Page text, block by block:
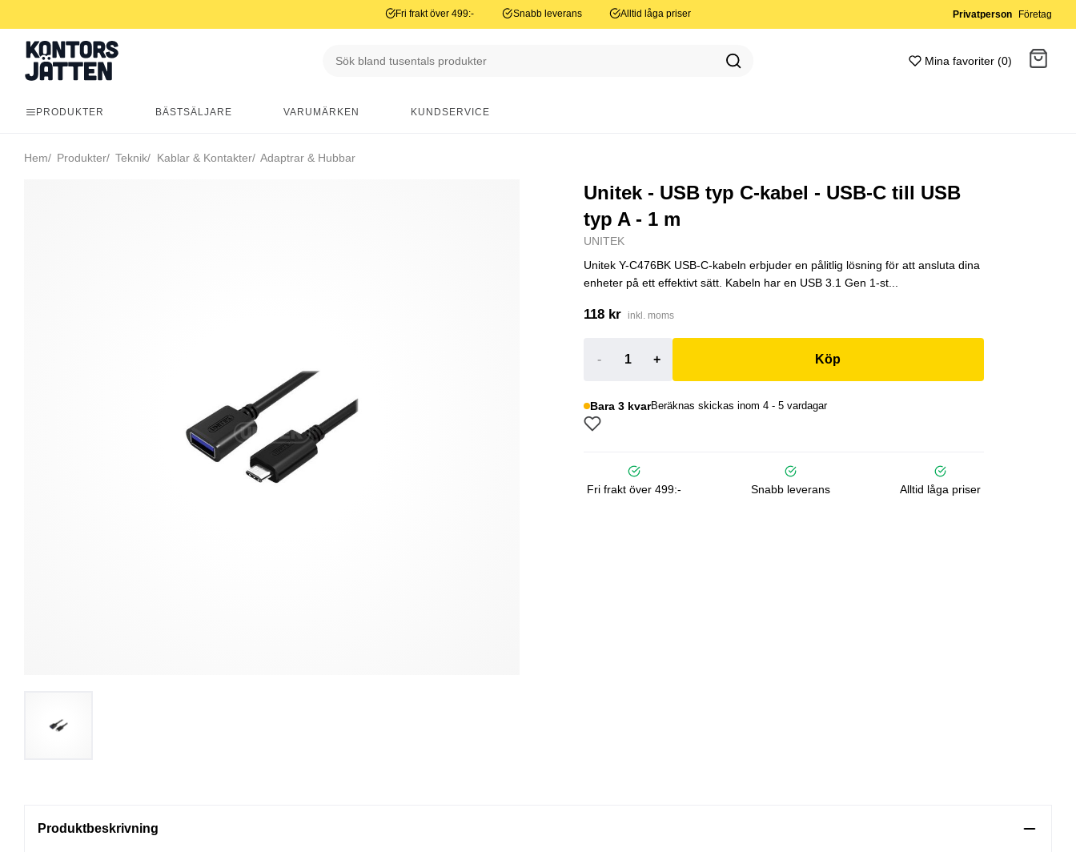
Fri frakt över 499:- Snabb leverans Alltid låga priser Privatperson Företag
Mina favoriter (0)
PRODUKTER BÄSTSÄLJARE VARUMÄRKEN KUNDSERVICE
Hem Produkter Teknik Kablar & Kontakter Adaptrar & Hubbar
Unitek - USB typ C-kabel - USB-C till USB
typ A - 1 m
UNITEK
Unitek Y-C476BK USB-C-kabeln erbjuder en pålitlig lösning för att ansluta dina
enheter på ett effektivt sätt. Kabeln har en USB 3.1 Gen 1-st...
118 kr inkl. moms
- + Köp
Bara 3 kvarBeräknas skickas inom 4 - 5 vardagar
Fri frakt över 499:- Snabb leverans Alltid låga priser
Produktbeskrivning